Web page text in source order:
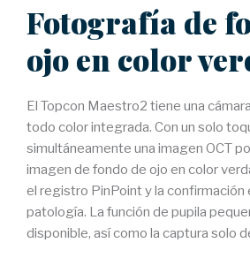
Fotografía de
ojo en color
El Topcon Maestro2 tiene una
todo color integrada. Con un solo
simultáneamente una imagen OCT
imagen de fondo de ojo en color
el registro PinPoint y la confirmación
patología. La función de pupila
disponible, así como la captura solo